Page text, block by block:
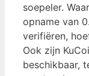
soepeler.
opname van
verifiëren,
Ook zijn
beschikbaar,